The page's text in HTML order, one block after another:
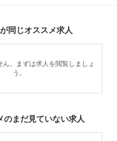
同じオススメ求人
ん。まずは求人を閲覧しましょ
う。
のまだ見ていない求人